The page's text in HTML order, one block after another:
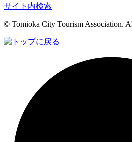
サイト内検索
© Tomioka City Tourism Association.